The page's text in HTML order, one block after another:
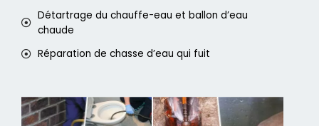
Détartrage du chauffe-eau et ballon d’eau
chaude
Réparation de chasse d’eau qui fuit